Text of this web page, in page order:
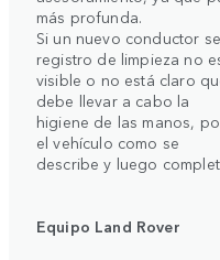
más profunda.
Si un nuevo conductor
registro de limpieza no
visible o no está claro
debe llevar a cabo la
higiene de las manos,
el vehículo como se
describe y luego
Equipo Land Rover